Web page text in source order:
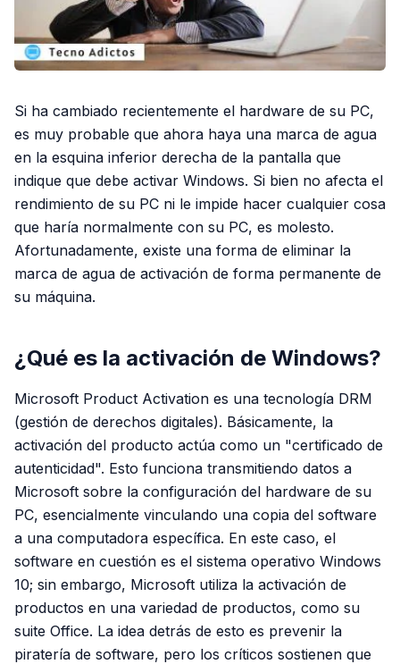
Si ha cambiado recientemente el hardware de su PC,
es muy probable que ahora haya una marca de agua
en la esquina inferior derecha de la pantalla que
indique que debe activar Windows. Si bien no afecta el
rendimiento de su PC ni le impide hacer cualquier cosa
que haría normalmente con su PC, es molesto.
Afortunadamente, existe una forma de eliminar la
marca de agua de activación de forma permanente de
su máquina.
¿Qué es la activación de Windows?
Microsoft Product Activation es una tecnología DRM
(gestión de derechos digitales). Básicamente, la
activación del producto actúa como un "certificado de
autenticidad". Esto funciona transmitiendo datos a
Microsoft sobre la configuración del hardware de su
PC, esencialmente vinculando una copia del software
a una computadora específica. En este caso, el
software en cuestión es el sistema operativo Windows
10; sin embargo, Microsoft utiliza la activación de
productos en una variedad de productos, como su
suite Office. La idea detrás de esto es prevenir la
piratería de software, pero los críticos sostienen que